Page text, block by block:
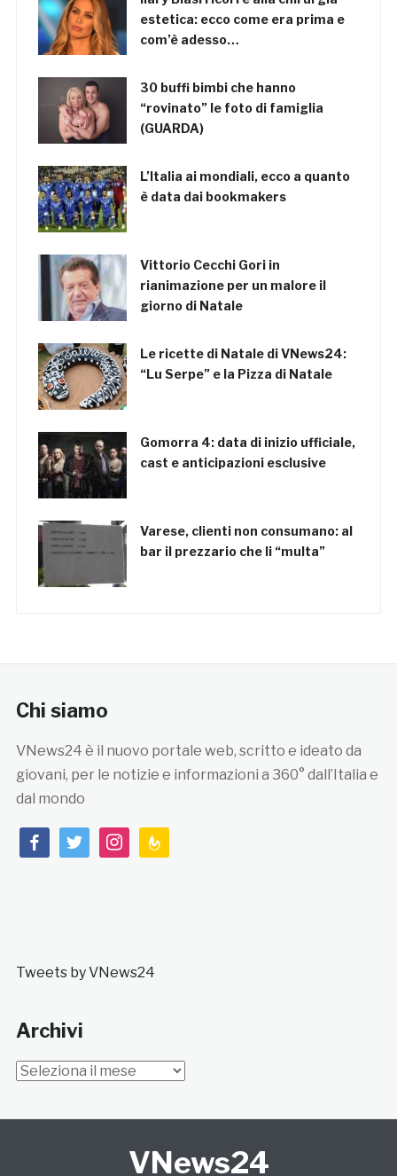
estetica: ecco come era prima e
com’è adesso…
30 buffi bimbi che hanno
“rovinato” le foto di famiglia
(GUARDA)
L’Italia ai mondiali, ecco a quanto
è data dai bookmakers
Vittorio Cecchi Gori in
rianimazione per un malore il
giorno di Natale
Le ricette di Natale di VNews24:
“Lu Serpe” e la Pizza di Natale
Gomorra 4: data di inizio ufficiale,
cast e anticipazioni esclusive
Varese, clienti non consumano: al
bar il prezzario che li “multa”
Chi siamo
VNews24 è il nuovo portale web, scritto e ideato da
giovani, per le notizie e informazioni a 360° dall’Italia e
dal mondo
facebooktwitterinstagramfeedburner
Tweets by VNews24
Archivi
Archivi
VNews24